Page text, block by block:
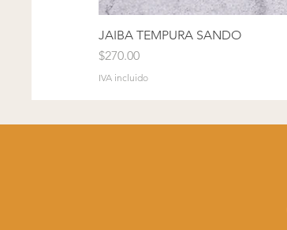
JAIBA TEMPURA SANDO
Precio
$270.00
IVA incluido